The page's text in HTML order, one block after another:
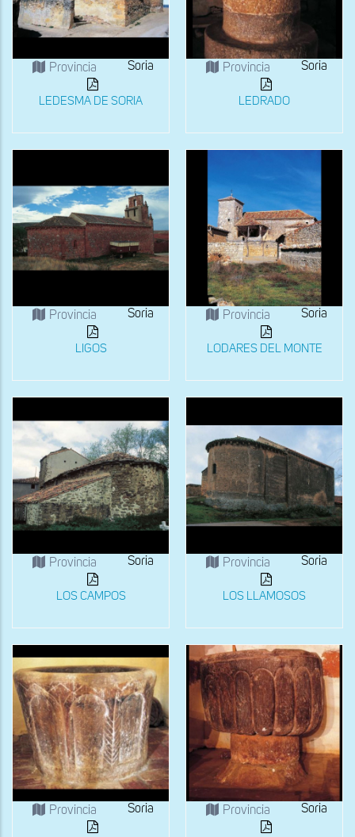
Provincia Soria
LEDESMA DE SORIA
Provincia Soria
LEDRADO
Provincia Soria
LIGOS
Provincia Soria
LODARES DEL MONTE
Provincia Soria
LOS CAMPOS
Provincia Soria
LOS LLAMOSOS
Provincia Soria Provincia Soria